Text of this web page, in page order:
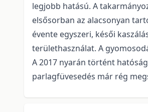
legjobb hatású. A
elsősorban az alacsonyan
évente egyszeri, késői
területhasználat. A
A 2017 nyarán történt
parlagfüvesedés már rég